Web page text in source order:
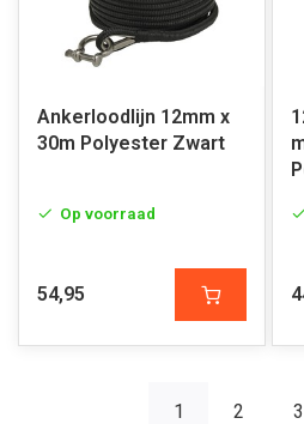
Ankerloodlijn 12mm x
30m Polyester Zwart
Op voorraad
54,95
1 2 3